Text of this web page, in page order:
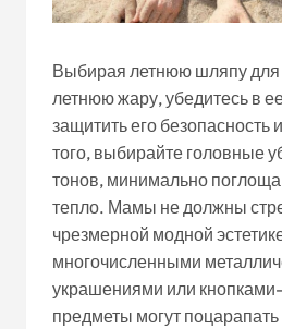
Выбирая летнюю шляпу
летнюю жару, убедитесь в
защитить его безопасность
того, выбирайте головные
тонов, минимально
тепло. Мамы не должны
чрезмерной модной
многочисленными
украшениями или
предметы могут поцарапать